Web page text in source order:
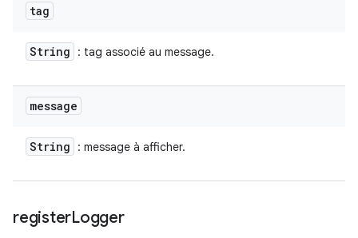
tag
String : tag associé au message.
message
String : message à afficher.
registerLogger